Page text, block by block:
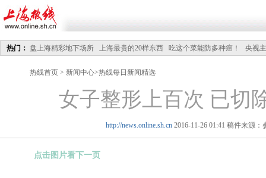
热门： 盘上海精彩地下场所 上海最贵的20样东西 吃这个菜能防多种癌！
央视
热线首页 > 新闻中心>热线每日新闻精选
女子整形上百次 已切
http://news.online.sh.cn 2016-11-26 01:41 稿件来源：
点击图片看下一页